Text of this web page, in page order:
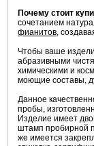
Почему стоит
сочетанием
фианитов,
Чтобы ваше
абразивными
химическими и
моющие составы,
Данное
пробы,
Изделие имеет
штамп пробирной
же имеется